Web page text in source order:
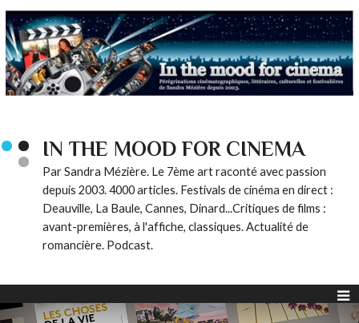
IN THE MOOD FOR CINEMA
Par Sandra Mézière. Le 7ème art raconté avec passion
depuis 2003. 4000 articles. Festivals de cinéma en direct :
Deauville, La Baule, Cannes, Dinard...Critiques de films :
avant-premières, à l'affiche, classiques. Actualité de
romancière. Podcast.